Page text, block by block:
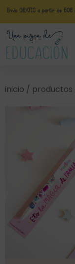
Envío GRATIS a partir de 50€
inicio / productos